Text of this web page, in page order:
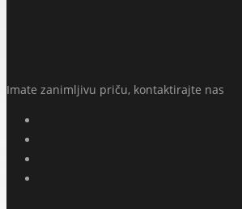
Imate zanimljivu priču, kontaktirajte nas